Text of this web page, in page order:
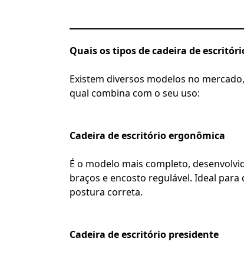
Quais os tipos de cadeira de
Existem diversos modelos no
qual combina com o seu uso:
Cadeira de escritório ergonômica
É o modelo mais completo,
braços e encosto regulável. Ideal
postura correta.
Cadeira de escritório presidente